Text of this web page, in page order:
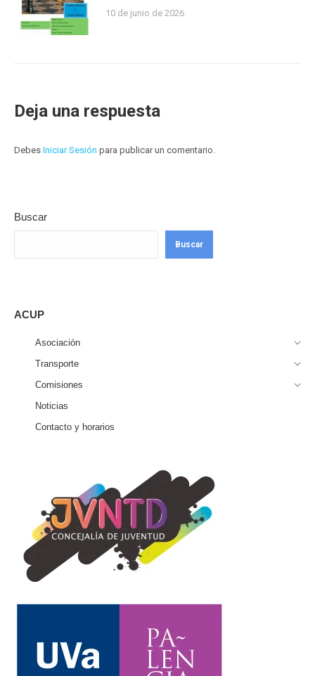
10 de junio de 2026
Deja una respuesta
Debes Iniciar Sesión para publicar un comentario.
Buscar
Buscar
ACUP
Asociación
Transporte
Comisiones
Noticias
Contacto y horarios